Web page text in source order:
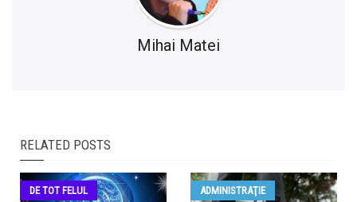
Mihai Matei
RELATED POSTS
DE TOT FELUL ADMINISTRAŢIE